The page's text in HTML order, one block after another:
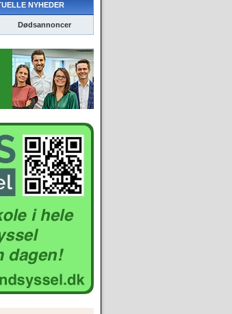
NYHEDER
Dødsannoncer